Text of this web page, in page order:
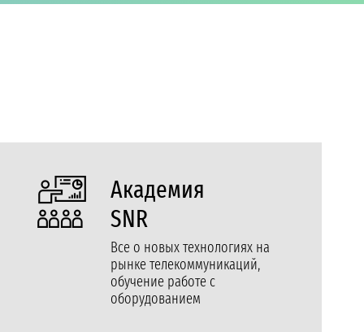
Академия
SNR
Все о новых технологиях на
рынке телекоммуникаций,
обучение работе с
оборудованием